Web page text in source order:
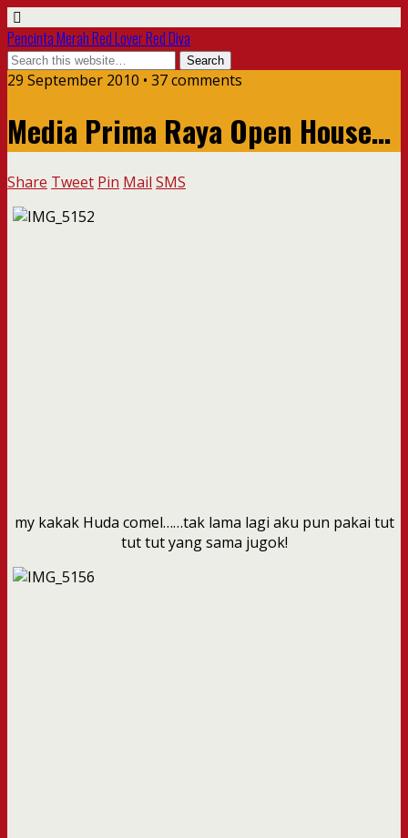
Pencinta Merah Red Lover Red Diva
29 September 2010 • 37 comments
Media Prima Raya Open House…
Share Tweet Pin Mail SMS
my kakak Huda comel……tak lama lagi aku pun pakai tut
tut tut yang sama jugok!